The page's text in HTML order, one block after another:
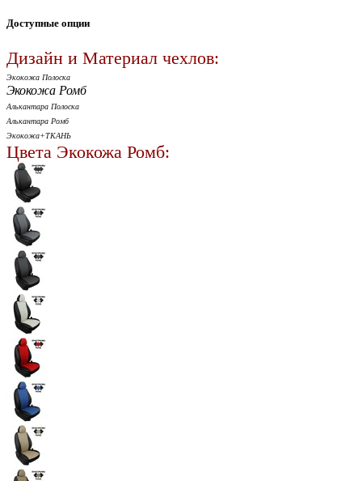
Доступные опции
Дизайн и Материал чехлов:
Экокожа Полоска
Экокожа Ромб
Алькантара Полоска
Алькантара Ромб
Экокожа+ТКАНЬ
Цвета Экокожа Ромб: